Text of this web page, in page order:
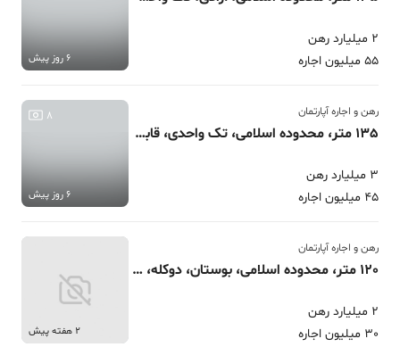
2 میلیارد رهن
55 میلیون اجاره
6 روز پیش
رهن و اجاره آپارتمان
135 متر، محدوده اسلامی، تک واحدی، قابل تبدیل
3 میلیارد رهن
45 میلیون اجاره
8
6 روز پیش
رهن و اجاره آپارتمان
120 متر، محدوده اسلامی، بوستان، دوکله، قابل تبدیل
2 میلیارد رهن
30 میلیون اجاره
2 هفته پیش